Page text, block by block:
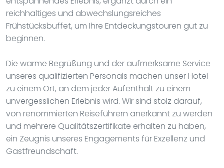
reichhaltiges und abwechslungsreiches
Frühstücksbuffet, um Ihre Entdeckungstouren gut zu
beginnen.
Die warme Begrüßung und der aufmerksame Service
unseres qualifizierten Personals machen unser Hotel
zu einem Ort, an dem jeder Aufenthalt zu einem
unvergesslichen Erlebnis wird. Wir sind stolz darauf,
von renommierten Reiseführern anerkannt zu werden
und mehrere Qualitätszertifikate erhalten zu haben,
ein Zeugnis unseres Engagements für Exzellenz und
Gastfreundschaft.